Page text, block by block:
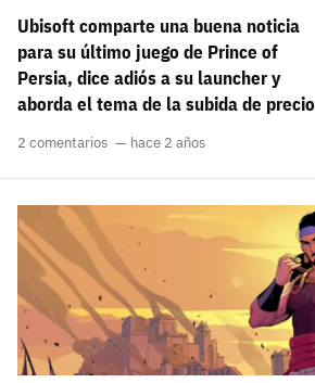
Ubisoft comparte una buena noticia
para su último juego de Prince of
Persia, dice adiós a su launcher y
aborda el tema de la subida de precio
2 comentarios hace 2 años